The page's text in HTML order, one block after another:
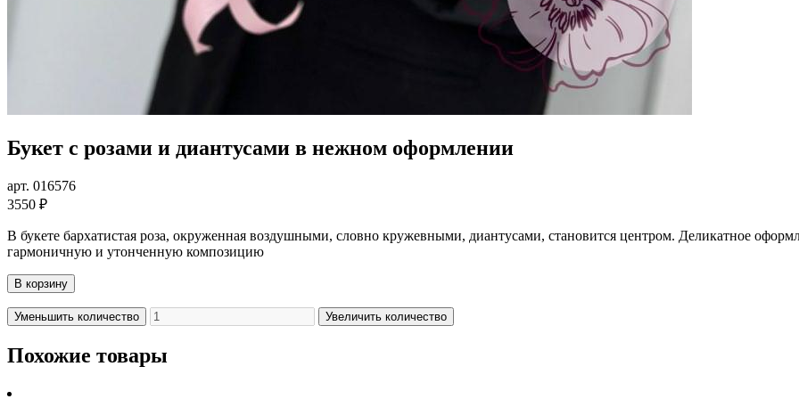
Букет с розами и диантусами в нежном оформлении
арт. 016576
3550 ₽
В букете бархатистая роза, окруженная воздушными, словно кружевными, диантусами, становится центром. Деликатное
гармоничную и утонченную композицию
В корзину
Уменьшить количество Увеличить количество
Похожие товары